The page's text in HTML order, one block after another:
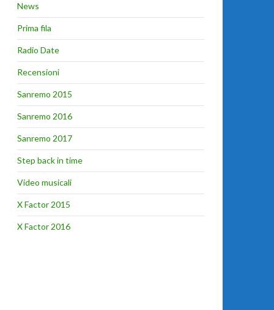
News
Prima fila
Radio Date
Recensioni
Sanremo 2015
Sanremo 2016
Sanremo 2017
Step back in time
Video musicali
X Factor 2015
X Factor 2016